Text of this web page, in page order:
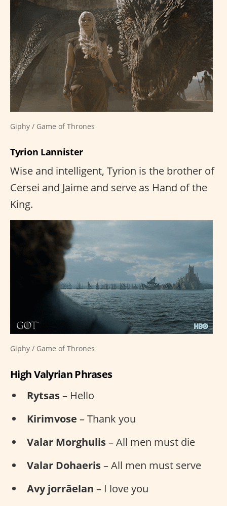
Giphy / Game of Thrones
Tyrion Lannister
Wise and intelligent, Tyrion is the brother of
Cersei and Jaime and serve as Hand of the
King.
Giphy / Game of Thrones
High Valyrian Phrases
Rytsas– Hello
Kirimvose – Thank you
Valar Morghulis– All men must die
Valar Dohaeris– All men must serve
Avy jorrāelan – I love you